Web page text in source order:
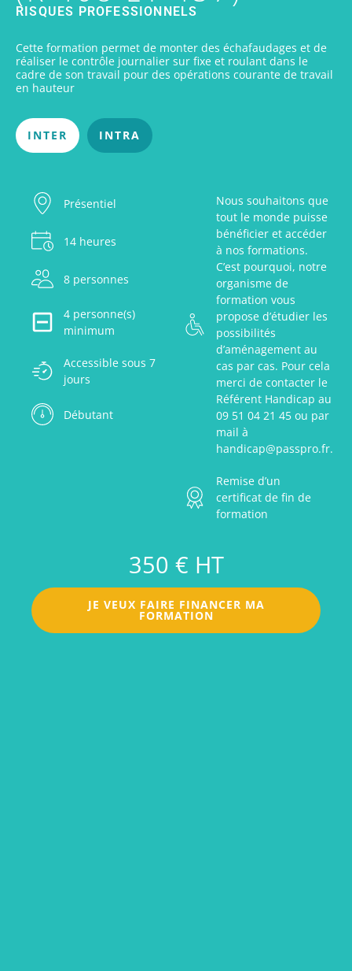
RISQUES PROFESSIONNELS
Cette formation permet de monter des échafaudages et de
réaliser le contrôle journalier sur fixe et roulant dans le
cadre de son travail pour des opérations courante de travail
en hauteur
INTER INTRA
Présentiel
14 heures
8 personnes
4 personne(s)
minimum
Accessible sous 7
jours
Débutant
Nous souhaitons que
tout le monde puisse
bénéficier et accéder
à nos formations.
C’est pourquoi, notre
organisme de
formation vous
propose d’étudier les
possibilités
d’aménagement au
cas par cas. Pour cela
merci de contacter le
Référent Handicap au
09 51 04 21 45 ou par
mail à
handicap@passpro.fr.
Remise d’un
certificat de fin de
formation
350 € HT
JE VEUX FAIRE FINANCER MA
FORMATION